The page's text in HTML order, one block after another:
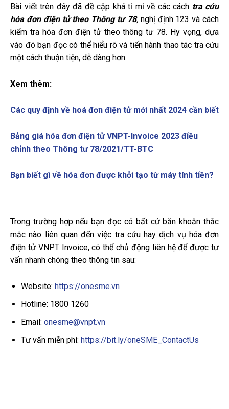
Bài viết trên đây đã đề cập khá tỉ mỉ về các cách tra cứu
hóa đơn điện tử theo Thông tư 78,nghị định 123 và cách
kiểm tra hóa đơn điện tử theo thông tư 78. Hy vọng, dựa
vào đó bạn đọc có thể hiểu rõ và tiến hành thao tác tra cứu
một cách thuận tiện, dễ dàng hơn.
Xem thêm:
Các quy định về hoá đơn điện tử mới nhất 2024 cần biết
Bảng giá hóa đơn điện tử VNPT-Invoice 2023 điều
chỉnh theo Thông tư 78/2021/TT-BTC
Bạn biết gì về hóa đơn được khởi tạo từ máy tính tiền?
Trong trường hợp nếu bạn đọc có bất cứ băn khoăn thắc
mắc nào liên quan đến việc tra cứu hay dịch vụ hóa đơn
điện tử VNPT Invoice, có thể chủ động liên hệ để được tư
vấn nhanh chóng theo thông tin sau:
Website: https://onesme.vn
Hotline: 1800 1260
Email: onesme@vnpt.vn
Tư vấn miễn phí: https://bit.ly/oneSME_ContactUs